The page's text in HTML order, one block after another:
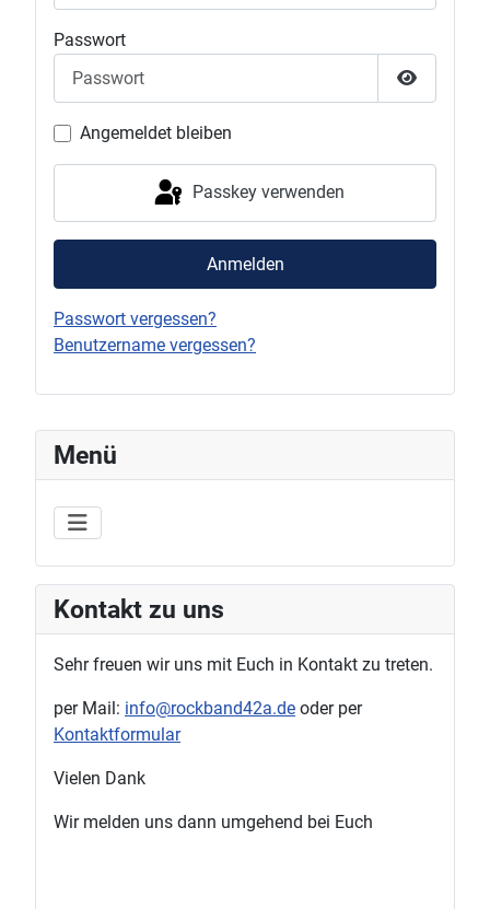
Menü
Kontakt zu uns
Sehr freuen wir uns mit Euch in Kontakt zu treten.
per Mail: info@rockband42a.de oder per
Kontaktformular
Vielen Dank
Wir melden uns dann umgehend bei Euch
Passwort
Passwort
Angemeldet bleiben
Passkey verwenden
Anmelden
Passwort vergessen?
Benutzername vergessen?